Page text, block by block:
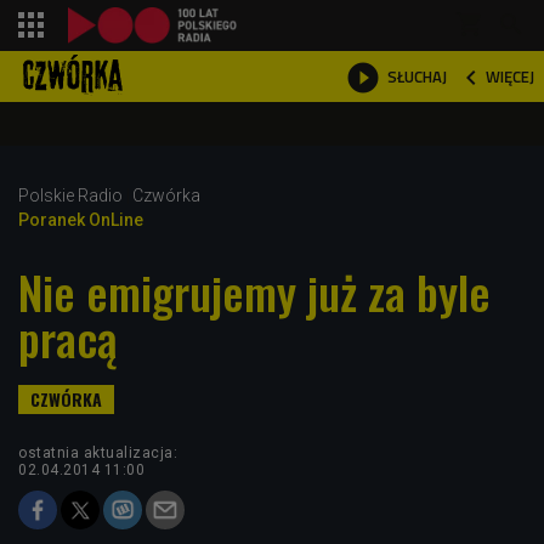
 SŁUCHAJ  WIĘCEJ

Polskie Radio
Czwórka
Poranek OnLine
Nie emigrujemy już za byle
pracą
ostatnia aktualizacja:
02.04.2014 11:00